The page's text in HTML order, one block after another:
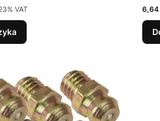
VAT 6,64